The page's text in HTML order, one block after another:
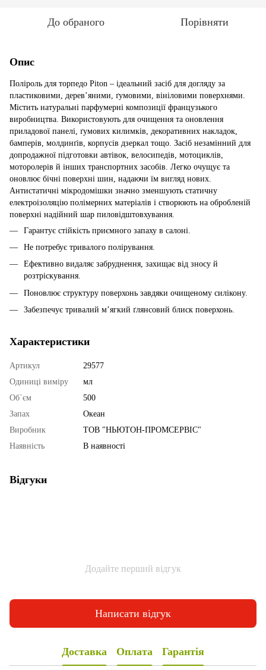
До обраного Порівняти
Опис
Поліроль для торпедо Piton – ідеальний засіб для догляду за
пластиковими, дерев’яними, ґумовими, вініловими поверхнями.
Містить натуральні парфумерні композиції французького
виробництва. Використовують для очищення та оновлення
приладової панелі, ґумових килимків, декоративних накладок,
бамперів, молдинґів, корпусів дзеркал тощо. Заcіб незамінний для
допродажної підготовки автівок, велосипедів, мотоциклів,
моторолерів й інших транспортних засобів. Легко очущує та
оновлює бічні поверхні шин, надаючи їм вигляд нових.
Антистатичні мікродомішки значно зменшують статичну
електроізоляцію полімерних матеріалів і створюють на обробленій
поверхні надійний шар пиловідштовхування.
Гарантує стійкість приємного запаху в салоні.
Не потребує тривалого полірування.
Ефективно видаляє забруднення, захищає від зносу й
розтріскування.
Поновлює структуру поверхонь завдяки очищеному силікону.
Забезпечує тривалий м’ягкий ґлянсовий блиск поверхонь.
Характеристики
Артикул
29577
Одиниці виміру
мл
Об`єм
500
Запах
Океан
Виробник
ТОВ "НЬЮТОН-ПРОМСЕРВІС"
Наявність
В наявності
Відгуки
Додайте перший відгук
Написати відгук
Доставка Оплата Гарантія